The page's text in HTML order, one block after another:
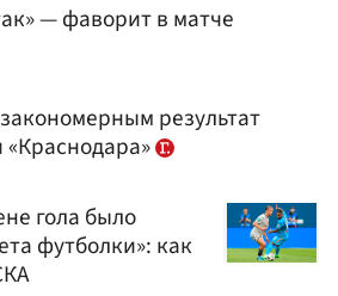
— фаворит в матче
результат
гола было
футболки»: как